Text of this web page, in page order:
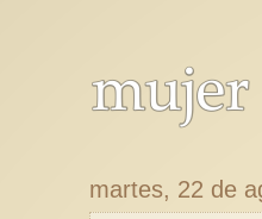
martes, 22 de